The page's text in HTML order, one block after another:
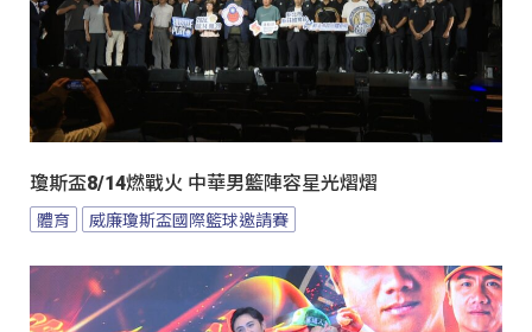
瓊斯盃8/14燃戰火 中華男籃陣容星光熠熠
體育 威廉瓊斯盃國際籃球邀請賽